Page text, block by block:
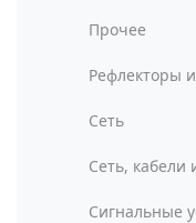
Прочее
Рефлекторы
Сеть
Сеть, кабели
Сигнальные